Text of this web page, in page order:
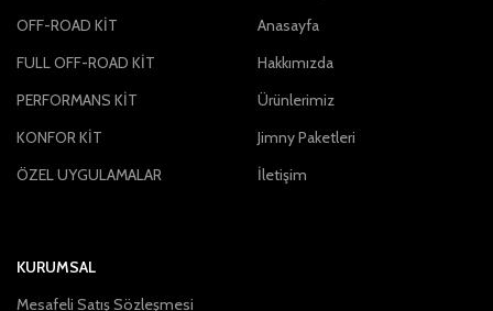
OFF-ROAD KİT
FULL OFF-ROAD KİT
PERFORMANS KİT
KONFOR KİT
ÖZEL UYGULAMALAR
Anasayfa
Hakkımızda
Ürünlerimiz
Jimny Paketleri
İletişim
KURUMSAL
Mesafeli Satış Sözleşmesi